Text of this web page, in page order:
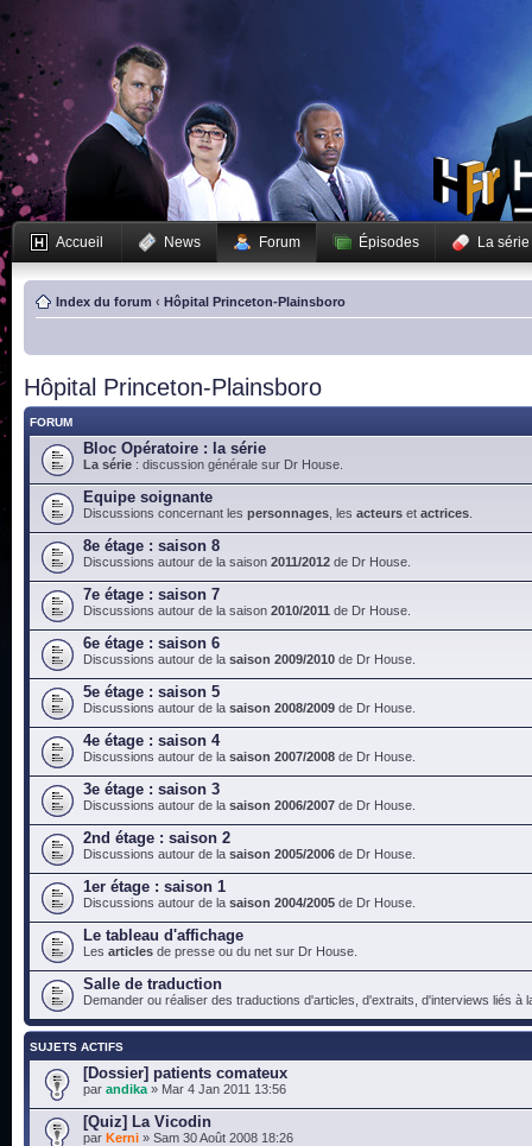
Accueil News Forum Épisodes La série
Index du forum ‹ Hôpital Princeton-Plainsboro
Hôpital Princeton-Plainsboro
FORUM
Bloc Opératoire : la série
La série : discussion générale sur Dr House.
Equipe soignante
Discussions concernant les personnages , les acteurs et actrices
8e étage : saison 8
Discussions autour de la saison 2011/2012 de Dr House.
7e étage : saison 7
Discussions autour de la saison 2010/2011 de Dr House.
6e étage : saison 6
Discussions autour de la saison 2009/2010 de Dr House.
5e étage : saison 5
Discussions autour de la saison 2008/2009 de Dr House.
4e étage : saison 4
Discussions autour de la saison 2007/2008 de Dr House.
3e étage : saison 3
Discussions autour de la saison 2006/2007 de Dr House.
2nd étage : saison 2
Discussions autour de la saison 2005/2006 de Dr House.
1er étage : saison 1
Discussions autour de la saison 2004/2005 de Dr House.
Le tableau d'affichage
Les articles de presse ou du net sur Dr House.
Salle de traduction
Demander ou réaliser des traductions d'articles, d'extraits, d'interviews liés à
SUJETS ACTIFS
[Dossier] patients comateux
par andika » Mar 4 Jan 2011 13:56
[Quiz] La Vicodin
par Kerni » Sam 30 Août 2008 18:26